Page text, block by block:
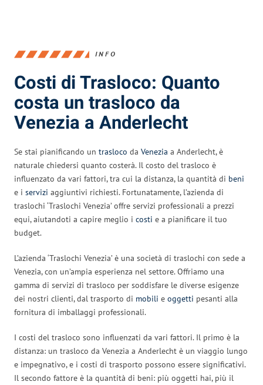
INFO
Costi di Trasloco: Quanto
costa un trasloco da
Venezia a Anderlecht
Se stai pianificando un trasloco da Venezia a Anderlecht, è
naturale chiedersi quanto costerà. Il costo del trasloco è
influenzato da vari fattori, tra cui la distanza, la quantità di beni
e i servizi aggiuntivi richiesti. Fortunatamente, l’azienda di
traslochi ‘Traslochi Venezia’ offre servizi professionali a prezzi
equi, aiutandoti a capire meglio i costi e a pianificare il tuo
budget.
L’azienda ‘Traslochi Venezia’ è una società di traslochi con sede a
Venezia, con un’ampia esperienza nel settore. Offriamo una
gamma di servizi di trasloco per soddisfare le diverse esigenze
dei nostri clienti, dal trasporto di mobili e oggetti pesanti alla
fornitura di imballaggi professionali.
I costi del trasloco sono influenzati da vari fattori. Il primo è la
distanza: un trasloco da Venezia a Anderlecht è un viaggio lungo
e impegnativo, e i costi di trasporto possono essere significativi.
Il secondo fattore è la quantità di beni: più oggetti hai, più il